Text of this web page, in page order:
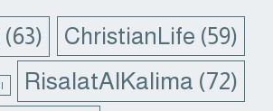
ChristianLife (59)
(63)
RisalatAlKalima (72)